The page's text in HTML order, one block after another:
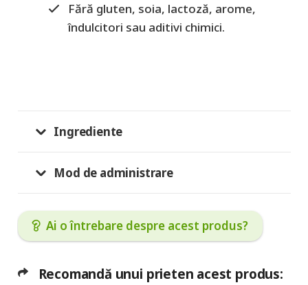
Fără gluten, soia, lactoză, arome,
îndulcitori sau aditivi chimici.
Ingrediente
Mod de administrare
Ai o întrebare despre acest produs?
Recomandă unui prieten acest produs: